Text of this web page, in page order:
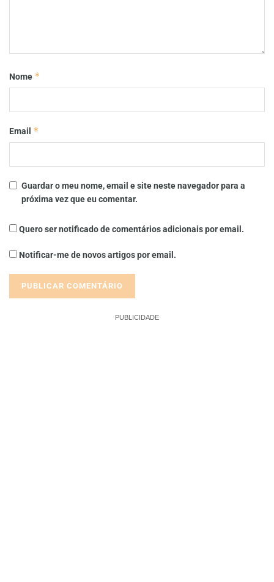
Nome *
Email *
Guardar o meu nome, email e site neste navegador para a
próxima vez que eu comentar.
Quero ser notificado de comentários adicionais por email.
Notificar-me de novos artigos por email.
PUBLICIDADE